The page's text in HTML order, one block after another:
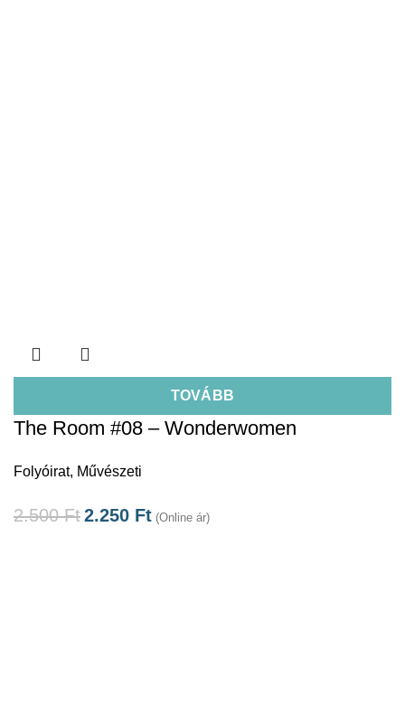
TOVÁBB
The Room #08 – Wonderwomen
Folyóirat, Művészeti
2.500Ft2.250 Ft (Online ár)